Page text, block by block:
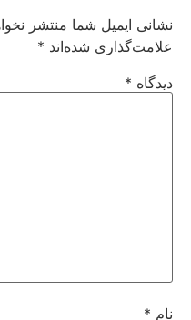
نشانی ایمیل شما منتشر
علامت‌گذاری شده‌اند *
دیدگاه *
نام *